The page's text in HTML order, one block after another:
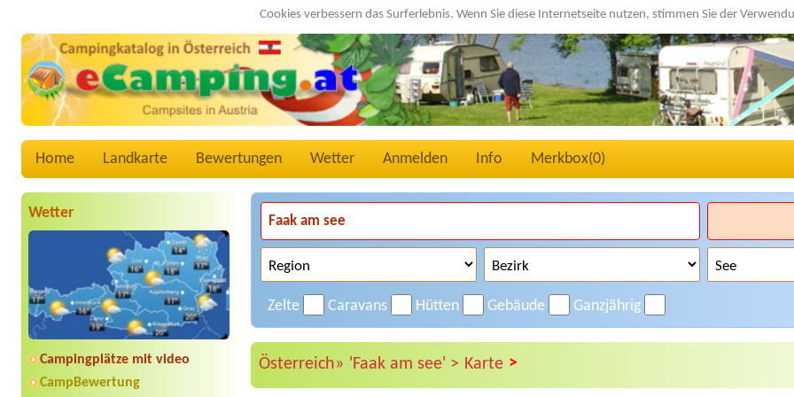
Cookies verbessern das Surferlebnis. Wenn Sie diese Internetseite nutzen, stimmen Sie der
Home Landkarte Bewertungen Wetter Anmelden Info Merkbox(0)
Wetter
Campingplätze mit video
CampBewertung
Zelte Caravans Hütten Gebäude Ganzjährig
Österreich» 'Faak am see' > Karte >